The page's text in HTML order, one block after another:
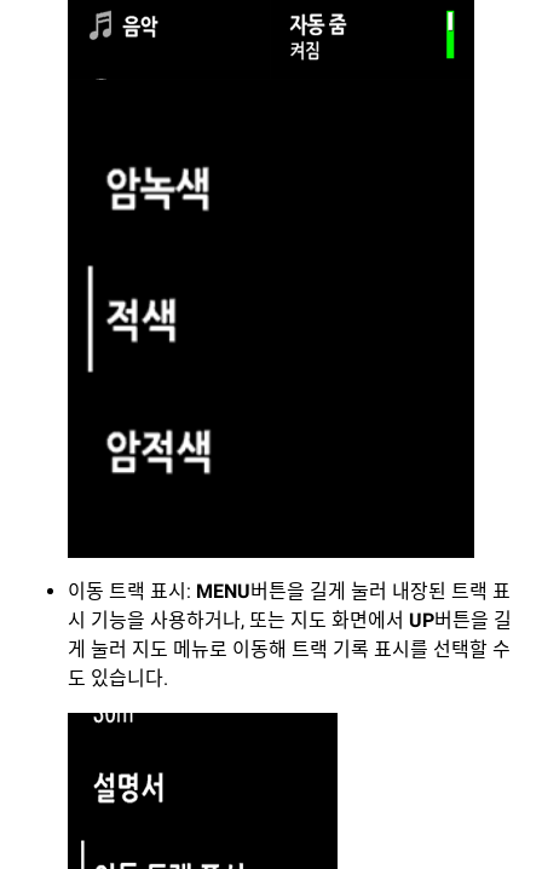
이동 트랙 표시: MENU버튼을 길게 눌러 내장된 트랙 표
시 기능을 사용하거나, 또는 지도 화면에서 UP버튼을 길
게 눌러 지도 메뉴로 이동해 트랙 기록 표시를 선택할 수
도 있습니다.